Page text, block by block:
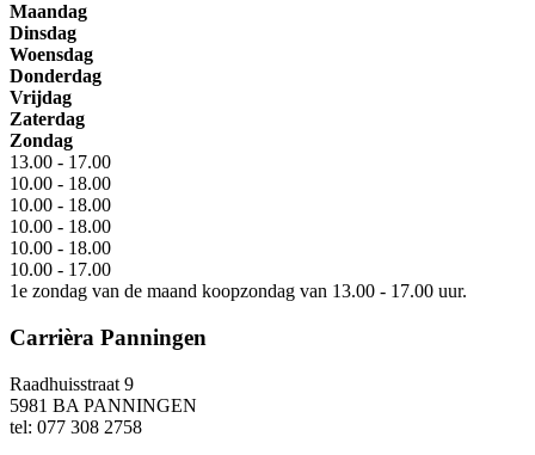
Maandag
Dinsdag
Woensdag
Donderdag
Vrijdag
Zaterdag
Zondag
13.00 - 17.00
10.00 - 18.00
10.00 - 18.00
10.00 - 18.00
10.00 - 18.00
10.00 - 17.00
1e zondag van de maand koopzondag van 13.00 - 17.00 uur.
Carrièra Panningen
Raadhuisstraat 9
5981 BA PANNINGEN
tel: 077 308 2758